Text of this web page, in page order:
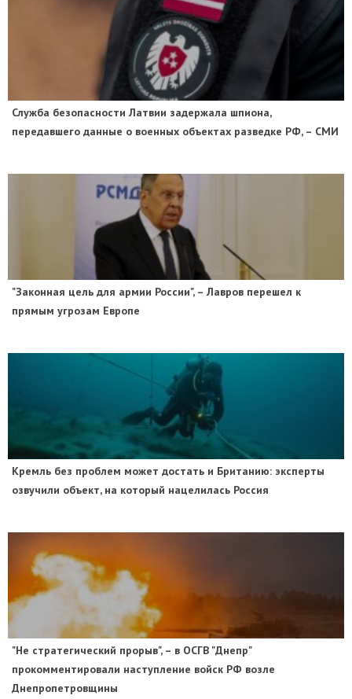
Служба безопасности Латвии задержала шпиона,
передавшего данные о военных объектах разведке РФ, – СМИ
"Законная цель для армии России", – Лавров перешел к
прямым угрозам Европе
​Кремль без проблем может достать и Британию: эксперты
озвучили объект, на который нацелилась Россия
"Не стратегический прорыв", – в ОСГВ "Днепр"
прокомментировали наступление войск РФ возле
Днепропетровщины